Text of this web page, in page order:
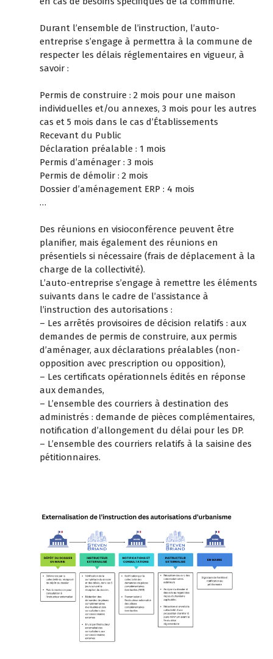
Durant l’ensemble de l’instruction, l’auto-
entreprise s’engage à permettra à la commune de
respecter les délais réglementaires en vigueur, à
savoir :
Permis de construire : 2 mois pour une maison
individuelles et/ou annexes, 3 mois pour les autres
cas et 5 mois dans le cas d’Établissements
Recevant du Public
Déclaration préalable : 1 mois
Permis d’aménager : 3 mois
Permis de démolir : 2 mois
Dossier d’aménagement ERP : 4 mois
…
Des réunions en visioconférence peuvent être
planifier, mais également des réunions en
présentiels si nécessaire (frais de déplacement à la
charge de la collectivité).
L’auto-entreprise s’engage à remettre les éléments
suivants dans le cadre de l’assistance à
l’instruction des autorisations :
– Les arrêtés provisoires de décision relatifs : aux
demandes de permis de construire, aux permis
d’aménager, aux déclarations préalables (non-
opposition avec prescription ou opposition),
– Les certificats opérationnels édités en réponse
aux demandes,
– L’ensemble des courriers à destination des
administrés : demande de pièces complémentaires,
notification d’allongement du délai pour les DP.
– L’ensemble des courriers relatifs à la saisine des
pétitionnaires.